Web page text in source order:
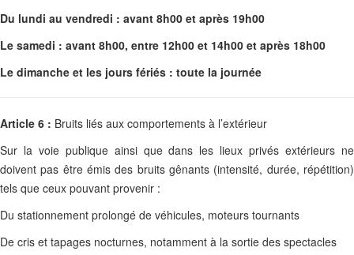
Du lundi au vendredi : avant 8h00 et après 19h00
Le samedi : avant 8h00, entre 12h00 et 14h00 et après 18h00
Le dimanche et les jours fériés : toute la journée
Article 6 : Bruits liés aux comportements à l’extérieur
Sur la voie publique ainsi que dans les lieux privés extérieurs ne
doivent pas être émis des bruits gênants (intensité, durée, répétition)
tels que ceux pouvant provenir :
Du stationnement prolongé de véhicules, moteurs tournants
De cris et tapages nocturnes, notamment à la sortie des spectacles